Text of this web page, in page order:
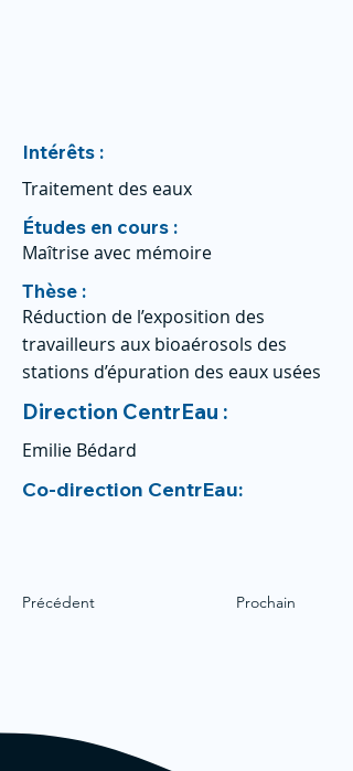
Intérêts :
Traitement des eaux
Études en cours :
Maîtrise avec mémoire
Thèse :
Réduction de l’exposition des
travailleurs aux bioaérosols des
stations d’épuration des eaux usées
Direction CentrEau :
Emilie Bédard
Co-direction CentrEau:
Précédent Prochain